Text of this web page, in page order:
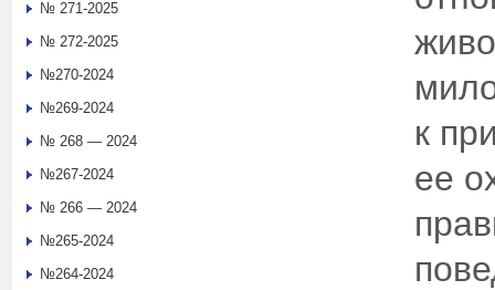
к
ее
№ 271-2025
№ 272-2025
№270-2024
№269-2024
№ 268 — 2024
№267-2024
№ 266 — 2024
№265-2024
№264-2024